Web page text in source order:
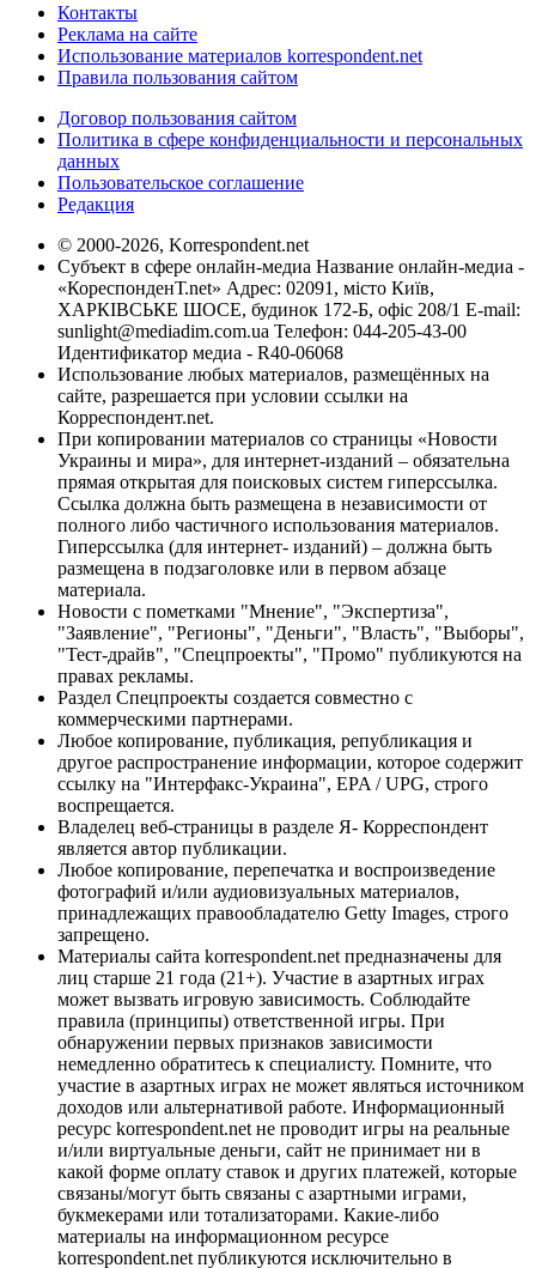
Контакты
Реклама на сайте
Использование материалов korrespondent.net
Правила пользования сайтом
Договор пользования сайтом
Политика в сфере конфиденциальности и персональных
данных
Пользовательское соглашение
Редакция
© 2000-2026, Korrespondent.net
Субъект в сфере онлайн-медиа Название онлайн-медиа -
«КореспонденТ.net» Адрес: 02091, місто Київ,
ХАРКІВСЬКЕ ШОСЕ, будинок 172-Б, офіс 208/1 E-mail:
sunlight@mediadim.com.ua Телефон: 044-205-43-00
Идентификатор медиа - R40-06068
Использование любых материалов, размещённых на
сайте, разрешается при условии ссылки на
Корреспондент.net.
При копировании материалов со страницы «Новости
Украины и мира», для интернет-изданий – обязательна
прямая открытая для поисковых систем гиперссылка.
Ссылка должна быть размещена в независимости от
полного либо частичного использования материалов.
Гиперссылка (для интернет- изданий) – должна быть
размещена в подзаголовке или в первом абзаце
материала.
Новости с пометками "Мнение", "Экспертиза",
"Заявление", "Регионы", "Деньги", "Власть", "Выборы",
"Тест-драйв", "Спецпроекты", "Промо" публикуются на
правах рекламы.
Раздел Спецпроекты создается совместно с
коммерческими партнерами.
Любое копирование, публикация, републикация и
другое распространение информации, которое содержит
ссылку на "Интерфакс-Украина", EPA / UPG, строго
воспрещается.
Владелец веб-страницы в разделе Я- Корреспондент
является автор публикации.
Любое копирование, перепечатка и воспроизведение
фотографий и/или аудиовизуальных материалов,
принадлежащих правообладателю Getty Images, строго
запрещено.
Материалы сайта korrespondent.net предназначены для
лиц старше 21 года (21+). Участие в азартных играх
может вызвать игровую зависимость. Соблюдайте
правила (принципы) ответственной игры. При
обнаружении первых признаков зависимости
немедленно обратитесь к специалисту. Помните, что
участие в азартных играх не может являться источником
доходов или альтернативой работе. Информационный
ресурс korrespondent.net не проводит игры на реальные
и/или виртуальные деньги, сайт не принимает ни в
какой форме оплату ставок и других платежей, которые
связаны/могут быть связаны с азартными играми,
букмекерами или тотализаторами. Какие-либо
материалы на информационном ресурсе
korrespondent.net публикуются исключительно в